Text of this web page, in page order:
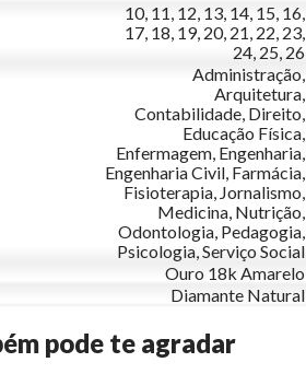
10, 11, 12, 13, 14, 15, 16,
17, 18, 19, 20, 21, 22, 23,
24, 25, 26
Administração,
Arquitetura,
Contabilidade, Direito,
Educação Física,
Enfermagem, Engenharia,
Engenharia Civil, Farmácia,
Fisioterapia, Jornalismo,
Medicina, Nutrição,
Odontologia, Pedagogia,
Psicologia, Serviço Social
Ouro 18k Amarelo
Diamante Natural
pode te agradar